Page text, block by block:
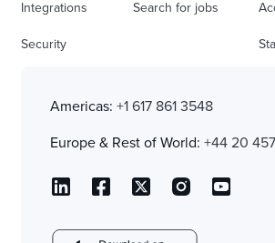
Integrations
Security
Search for jobs
Americas: +1 617 861 3548
Europe & Rest of World: +44 20